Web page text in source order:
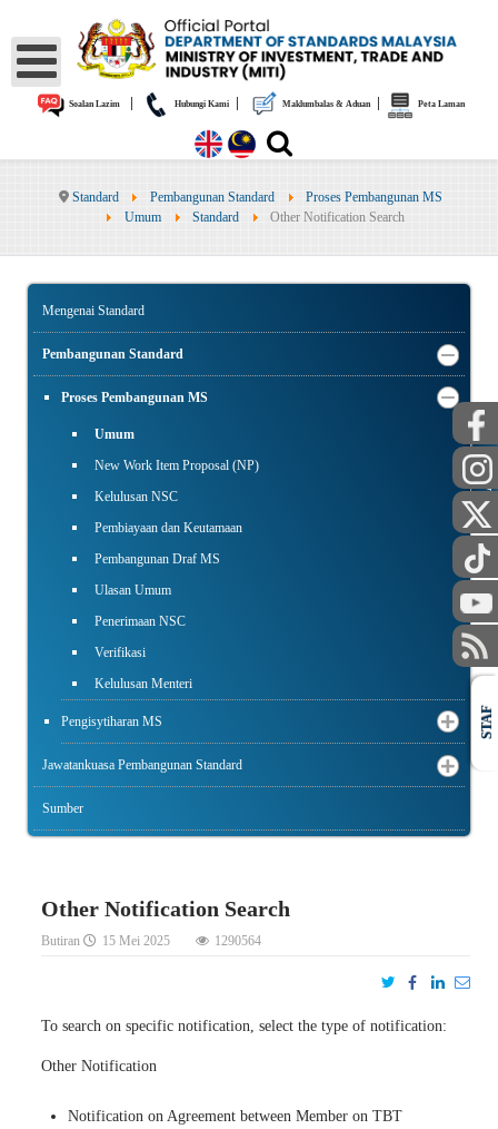
Soalan Lazim| Hubungi Kami| Maklumbalas & Aduan| Peta Laman
Standard Pembangunan Standard
Proses Pembangunan MS
Umum
Standard Other Notification Search
Mengenai Standard
Pembangunan Standard
Proses Pembangunan MS
Umum
New Work Item Proposal (NP)
Kelulusan NSC
Pembiayaan dan Keutamaan
Pembangunan Draf MS
Ulasan Umum
Penerimaan NSC
Verifikasi
Kelulusan Menteri
Pengisytiharan MS
Jawatankuasa Pembangunan Standard
Sumber
Other Notification Search
Butiran 15 Mei 2025 1290564
To search on specific notification, select the type of notification:
Other Notification
Notification on Agreement between Member on TBT
AWAM
STAF